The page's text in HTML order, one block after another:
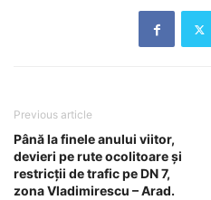
Previous article
Până la finele anului viitor,
devieri pe rute ocolitoare și
restricții de trafic pe DN 7,
zona Vladimirescu – Arad.